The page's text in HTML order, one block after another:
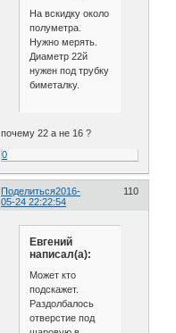
На вскидку около
полуметра.
Нужно мерять.
Диаметр 22й
нужен под трубку
биметалку.
почему 22 а не 16 ?
0
Поделиться 110
2016-
05-24 22:22:54
Евгений
написал(а):
Может кто
подскажет.
Раздолбалось
отверстие под